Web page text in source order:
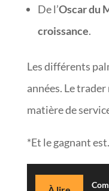
De l’Oscar du
croissance.
Les différents
années. Le
matière de
*Et le gagnant